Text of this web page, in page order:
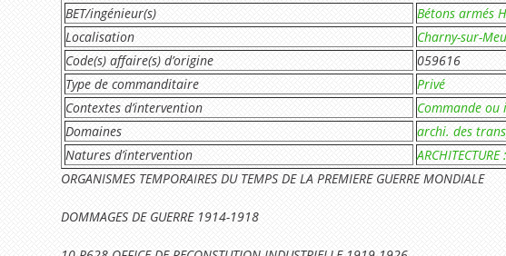
BET/ingénieur(s)
Bétons armés
Localisation
Charny-sur-
Code(s) affaire(s) d’origine
059616
Type de commanditaire
Privé
Contextes d’intervention
Commande ou
Domaines
archi. des
Natures d’intervention
ORGANISMES TEMPORAIRES DU TEMPS DE LA PREMIERE GUERRE MONDIALE
DOMMAGES DE GUERRE 1914-1918